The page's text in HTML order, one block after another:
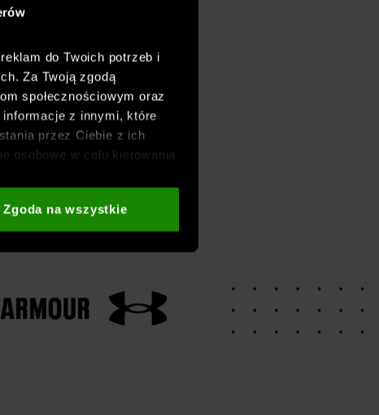
do Twoich potrzeb i
Za Twoją zgodą
społecznościowym oraz
z innymi, które
przez Ciebie z ich
osobowe w celu kierowania
oraz sekcji „Szczegóły”
Zgoda na wszystkie